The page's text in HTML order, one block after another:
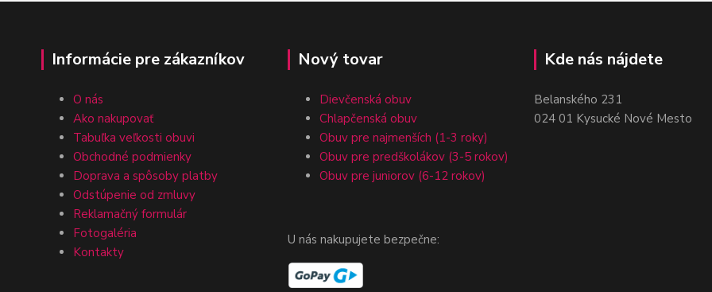
Informácie pre zákazníkov
O nás
Ako nakupovať
Tabuľka veľkosti obuvi
Obchodné podmienky
Doprava a spôsoby platby
Odstúpenie od zmluvy
Reklamačný formulár
Fotogaléria
Kontakty
Nový tovar
Dievčenská obuv
Chlapčenská obuv
Obuv pre najmenších (1-3 roky)
Obuv pre predškolákov (3-5 rokov)
Obuv pre juniorov (6-12 rokov)
U nás nakupujete bezpečne:
Kde nás nájdete
Belanského 231
024 01 Kysucké Nové Mesto